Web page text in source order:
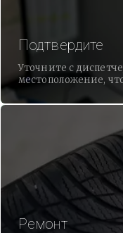
Подтвердите
Уточните с
местоположение,
Ремонт